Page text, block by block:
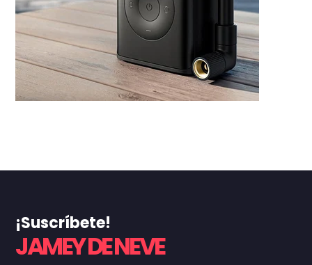
¡Suscríbete!
JAMEY DE NEVE